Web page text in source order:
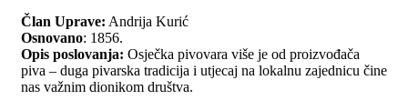
Član Uprave: Andrija Kurić
Osnovano: 1856.
Opis poslovanja: Osječka pivovara više je od proizvođača
piva – duga pivarska tradicija i utjecaj na lokalnu zajednicu čine
nas važnim dionikom društva.